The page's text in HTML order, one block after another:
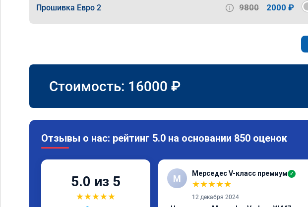
Прошивка Евро 2 9800 2000 ₽
Стоимость: 16000 ₽
Отзывы о нас: рейтинг 5.0 на основании 850 оценок
5.0 из 5
★★★★★
М Мерседес V-класс премиум ✓
★★★★★
12 декабря 2024